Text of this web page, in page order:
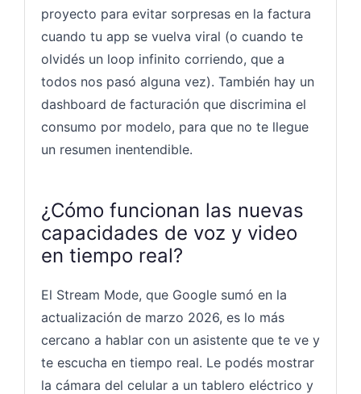
proyecto para evitar sorpresas en la factura
cuando tu app se vuelva viral (o cuando te
olvidés un loop infinito corriendo, que a
todos nos pasó alguna vez). También hay un
dashboard de facturación que discrimina el
consumo por modelo, para que no te llegue
un resumen inentendible.
¿Cómo funcionan las nuevas
capacidades de voz y video
en tiempo real?
El Stream Mode, que Google sumó en la
actualización de marzo 2026, es lo más
cercano a hablar con un asistente que te ve y
te escucha en tiempo real. Le podés mostrar
la cámara del celular a un tablero eléctrico y